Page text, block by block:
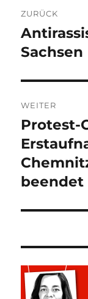
ZURÜCK
Vorheriger
Beitrag:
Sachsen
WEITER
Nächster
Beitrag:
Protest-
beendet